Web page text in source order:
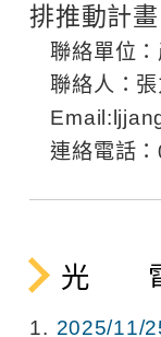
排推動計畫
聯絡單位
聯絡人：
Email:
連絡電話
光
1 2025/11/